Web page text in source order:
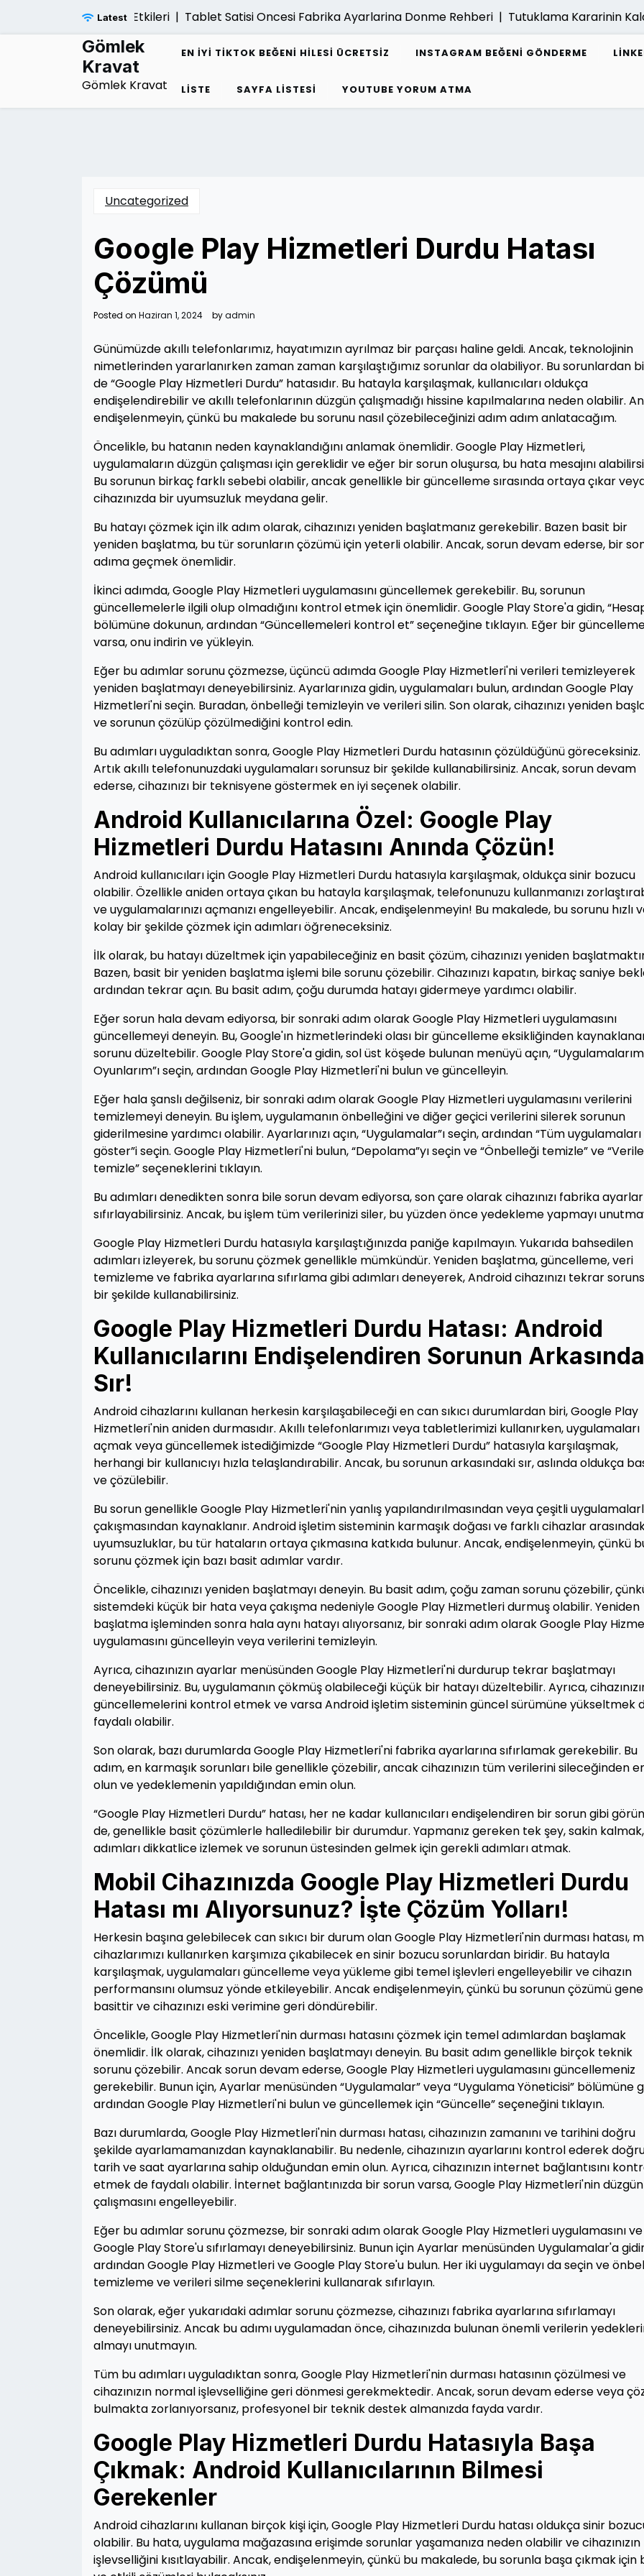
Latest
Cokuse Yol Acan Etkileri |Tablet Satisi Oncesi Fabrika Ayarlarina Donme Rehberi |Tutuklama Kararinin
Gömlek
Kravat
Gömlek Kravat
EN İYI TIKTOK BEĞENI HILESI ÜCRETSIZ INSTAGRAM BEĞENI GÖNDERME
LISTE SAYFA LISTESI YOUTUBE YORUM ATMA
Uncategorized
Google Play Hizmetleri Durdu Hatası
Çözümü
Posted on Haziran 1, 2024 byadmin
Günümüzde akıllı telefonlarımız, hayatımızın ayrılmaz bir parçası haline geldi. Ancak, teknolojinin
nimetlerinden yararlanırken zaman zaman karşılaştığımız sorunlar da olabiliyor. Bu sorunlardan
de “Google Play Hizmetleri Durdu” hatasıdır. Bu hatayla karşılaşmak, kullanıcıları oldukça
endişelendirebilir ve akıllı telefonlarının düzgün çalışmadığı hissine kapılmalarına neden olabilir.
endişelenmeyin, çünkü bu makalede bu sorunu nasıl çözebileceğinizi adım adım anlatacağım.
Öncelikle, bu hatanın neden kaynaklandığını anlamak önemlidir. Google Play Hizmetleri,
uygulamaların düzgün çalışması için gereklidir ve eğer bir sorun oluşursa, bu hata mesajını
Bu sorunun birkaç farklı sebebi olabilir, ancak genellikle bir güncelleme sırasında ortaya çıkar
cihazınızda bir uyumsuzluk meydana gelir.
Bu hatayı çözmek için ilk adım olarak, cihazınızı yeniden başlatmanız gerekebilir. Bazen basit bir
yeniden başlatma, bu tür sorunların çözümü için yeterli olabilir. Ancak, sorun devam ederse, bir
adıma geçmek önemlidir.
İkinci adımda, Google Play Hizmetleri uygulamasını güncellemek gerekebilir. Bu, sorunun
güncellemelerle ilgili olup olmadığını kontrol etmek için önemlidir. Google Play Store'a gidin,
bölümüne dokunun, ardından “Güncellemeleri kontrol et” seçeneğine tıklayın. Eğer bir
varsa, onu indirin ve yükleyin.
Eğer bu adımlar sorunu çözmezse, üçüncü adımda Google Play Hizmetleri'ni verileri temizleyerek
yeniden başlatmayı deneyebilirsiniz. Ayarlarınıza gidin, uygulamaları bulun, ardından Google Play
Hizmetleri'ni seçin. Buradan, önbelleği temizleyin ve verileri silin. Son olarak, cihazınızı yeniden
ve sorunun çözülüp çözülmediğini kontrol edin.
Bu adımları uyguladıktan sonra, Google Play Hizmetleri Durdu hatasının çözüldüğünü göreceksiniz.
Artık akıllı telefonunuzdaki uygulamaları sorunsuz bir şekilde kullanabilirsiniz. Ancak, sorun devam
ederse, cihazınızı bir teknisyene göstermek en iyi seçenek olabilir.
Android Kullanıcılarına Özel: Google Play
Hizmetleri Durdu Hatasını Anında Çözün!
Android kullanıcıları için Google Play Hizmetleri Durdu hatasıyla karşılaşmak, oldukça sinir bozucu
olabilir. Özellikle aniden ortaya çıkan bu hatayla karşılaşmak, telefonunuzu kullanmanızı
ve uygulamalarınızı açmanızı engelleyebilir. Ancak, endişelenmeyin! Bu makalede, bu sorunu hızlı
kolay bir şekilde çözmek için adımları öğreneceksiniz.
İlk olarak, bu hatayı düzeltmek için yapabileceğiniz en basit çözüm, cihazınızı yeniden
Bazen, basit bir yeniden başlatma işlemi bile sorunu çözebilir. Cihazınızı kapatın, birkaç saniye
ardından tekrar açın. Bu basit adım, çoğu durumda hatayı gidermeye yardımcı olabilir.
Eğer sorun hala devam ediyorsa, bir sonraki adım olarak Google Play Hizmetleri uygulamasını
güncellemeyi deneyin. Bu, Google'ın hizmetlerindeki olası bir güncelleme eksikliğinden
sorunu düzeltebilir. Google Play Store'a gidin, sol üst köşede bulunan menüyü açın,
Oyunlarım”ı seçin, ardından Google Play Hizmetleri'ni bulun ve güncelleyin.
Eğer hala şanslı değilseniz, bir sonraki adım olarak Google Play Hizmetleri uygulamasını verilerini
temizlemeyi deneyin. Bu işlem, uygulamanın önbelleğini ve diğer geçici verilerini silerek sorunun
giderilmesine yardımcı olabilir. Ayarlarınızı açın, “Uygulamalar”ı seçin, ardından “Tüm uygulamaları
göster”i seçin. Google Play Hizmetleri'ni bulun, “Depolama”yı seçin ve “Önbelleği temizle” ve
temizle” seçeneklerini tıklayın.
Bu adımları denedikten sonra bile sorun devam ediyorsa, son çare olarak cihazınızı fabrika
sıfırlayabilirsiniz. Ancak, bu işlem tüm verilerinizi siler, bu yüzden önce yedekleme yapmayı
Google Play Hizmetleri Durdu hatasıyla karşılaştığınızda paniğe kapılmayın. Yukarıda bahsedilen
adımları izleyerek, bu sorunu çözmek genellikle mümkündür. Yeniden başlatma, güncelleme, veri
temizleme ve fabrika ayarlarına sıfırlama gibi adımları deneyerek, Android cihazınızı tekrar
bir şekilde kullanabilirsiniz.
Google Play Hizmetleri Durdu Hatası: Android
Kullanıcılarını Endişelendiren Sorunun
Sır!
Android cihazlarını kullanan herkesin karşılaşabileceği en can sıkıcı durumlardan biri, Google Play
Hizmetleri'nin aniden durmasıdır. Akıllı telefonlarımızı veya tabletlerimizi kullanırken, uygulamaları
açmak veya güncellemek istediğimizde “Google Play Hizmetleri Durdu” hatasıyla karşılaşmak,
herhangi bir kullanıcıyı hızla telaşlandırabilir. Ancak, bu sorunun arkasındaki sır, aslında oldukça
ve çözülebilir.
Bu sorun genellikle Google Play Hizmetleri'nin yanlış yapılandırılmasından veya çeşitli
çakışmasından kaynaklanır. Android işletim sisteminin karmaşık doğası ve farklı cihazlar
uyumsuzluklar, bu tür hataların ortaya çıkmasına katkıda bulunur. Ancak, endişelenmeyin, çünkü
sorunu çözmek için bazı basit adımlar vardır.
Öncelikle, cihazınızı yeniden başlatmayı deneyin. Bu basit adım, çoğu zaman sorunu çözebilir,
sistemdeki küçük bir hata veya çakışma nedeniyle Google Play Hizmetleri durmuş olabilir. Yeniden
başlatma işleminden sonra hala aynı hatayı alıyorsanız, bir sonraki adım olarak Google Play
uygulamasını güncelleyin veya verilerini temizleyin.
Ayrıca, cihazınızın ayarlar menüsünden Google Play Hizmetleri'ni durdurup tekrar başlatmayı
deneyebilirsiniz. Bu, uygulamanın çökmüş olabileceği küçük bir hatayı düzeltebilir. Ayrıca,
güncellemelerini kontrol etmek ve varsa Android işletim sisteminin güncel sürümüne yükseltmek
faydalı olabilir.
Son olarak, bazı durumlarda Google Play Hizmetleri'ni fabrika ayarlarına sıfırlamak gerekebilir. Bu
adım, en karmaşık sorunları bile genellikle çözebilir, ancak cihazınızın tüm verilerini sileceğinden
olun ve yedeklemenin yapıldığından emin olun.
“Google Play Hizmetleri Durdu” hatası, her ne kadar kullanıcıları endişelendiren bir sorun gibi
de, genellikle basit çözümlerle halledilebilir bir durumdur. Yapmanız gereken tek şey, sakin kalmak,
adımları dikkatlice izlemek ve sorunun üstesinden gelmek için gerekli adımları atmak.
Mobil Cihazınızda Google Play Hizmetleri Durdu
Hatası mı Alıyorsunuz? İşte Çözüm Yolları!
Herkesin başına gelebilecek can sıkıcı bir durum olan Google Play Hizmetleri'nin durması hatası,
cihazlarımızı kullanırken karşımıza çıkabilecek en sinir bozucu sorunlardan biridir. Bu hatayla
karşılaşmak, uygulamaları güncelleme veya yükleme gibi temel işlevleri engelleyebilir ve cihazın
performansını olumsuz yönde etkileyebilir. Ancak endişelenmeyin, çünkü bu sorunun çözümü
basittir ve cihazınızı eski verimine geri döndürebilir.
Öncelikle, Google Play Hizmetleri'nin durması hatasını çözmek için temel adımlardan başlamak
önemlidir. İlk olarak, cihazınızı yeniden başlatmayı deneyin. Bu basit adım genellikle birçok teknik
sorunu çözebilir. Ancak sorun devam ederse, Google Play Hizmetleri uygulamasını güncellemeniz
gerekebilir. Bunun için, Ayarlar menüsünden “Uygulamalar” veya “Uygulama Yöneticisi” bölümüne
ardından Google Play Hizmetleri'ni bulun ve güncellemek için “Güncelle” seçeneğini tıklayın.
Bazı durumlarda, Google Play Hizmetleri'nin durması hatası, cihazınızın zamanını ve tarihini doğru
şekilde ayarlamamanızdan kaynaklanabilir. Bu nedenle, cihazınızın ayarlarını kontrol ederek
tarih ve saat ayarlarına sahip olduğundan emin olun. Ayrıca, cihazınızın internet bağlantısını
etmek de faydalı olabilir. İnternet bağlantınızda bir sorun varsa, Google Play Hizmetleri'nin düzgün
çalışmasını engelleyebilir.
Eğer bu adımlar sorunu çözmezse, bir sonraki adım olarak Google Play Hizmetleri uygulamasını ve
Google Play Store'u sıfırlamayı deneyebilirsiniz. Bunun için Ayarlar menüsünden Uygulamalar'a
ardından Google Play Hizmetleri ve Google Play Store'u bulun. Her iki uygulamayı da seçin ve
temizleme ve verileri silme seçeneklerini kullanarak sıfırlayın.
Son olarak, eğer yukarıdaki adımlar sorunu çözmezse, cihazınızı fabrika ayarlarına sıfırlamayı
deneyebilirsiniz. Ancak bu adımı uygulamadan önce, cihazınızda bulunan önemli verilerin
almayı unutmayın.
Tüm bu adımları uyguladıktan sonra, Google Play Hizmetleri'nin durması hatasının çözülmesi ve
cihazınızın normal işlevselliğine geri dönmesi gerekmektedir. Ancak, sorun devam ederse veya
bulmakta zorlanıyorsanız, profesyonel bir teknik destek almanızda fayda vardır.
Google Play Hizmetleri Durdu Hatasıyla Başa
Çıkmak: Android Kullanıcılarının Bilmesi
Gerekenler
Android cihazlarını kullanan birçok kişi için, Google Play Hizmetleri Durdu hatası oldukça sinir
olabilir. Bu hata, uygulama mağazasına erişimde sorunlar yaşamanıza neden olabilir ve cihazınızın
işlevselliğini kısıtlayabilir. Ancak, endişelenmeyin, çünkü bu makalede, bu sorunla başa çıkmak için